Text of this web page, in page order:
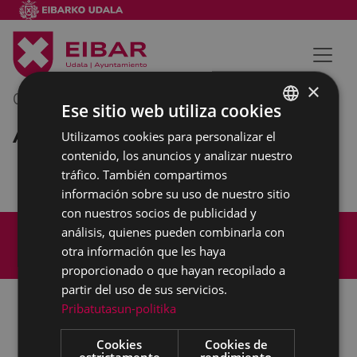
02/06/2018
Acto en Durango
Aviso legal
Política de cookies
Accesibilidad
BASQUE
SPANISH
×
Ese sitio web utiliza cookies
Utilizamos cookies para personalizar el
contenido, los anuncios y analizar nuestro
tráfico. También compartimos
información sobre su uso de nuestro sitio
con nuestros socios de publicidad y
análisis, quienes pueden combinarla con
otra información que les haya
proporcionado o que hayan recopilado a
partir del uso de sus servicios.
Pribatutasun-politika
Cookies
Cookies de